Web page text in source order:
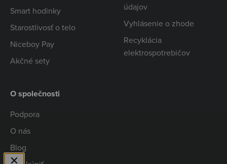
Smart hodinky
Starostlivosť o telo
Niceboy Pay
Akčné sety
údajov
Vyhlásenie o zhode
Recyklácia
elektrospotrebičov
O společnosti
Podpora
O nás
Blog